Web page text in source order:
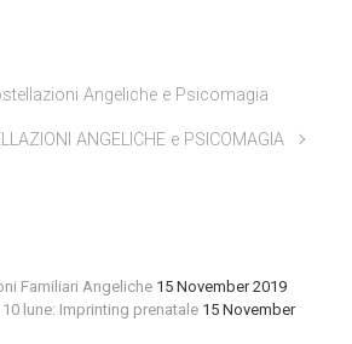
Angeliche e Psicomagia
ANGELICHE e PSICOMAGIA
Familiari Angeliche 15 November 2019
10 lune: Imprinting prenatale 15 November